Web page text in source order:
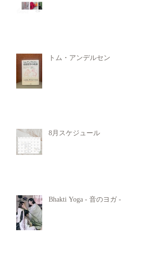
トム・アンデルセン
8月スケジュール
Bhakti Yoga - 音のヨガ -